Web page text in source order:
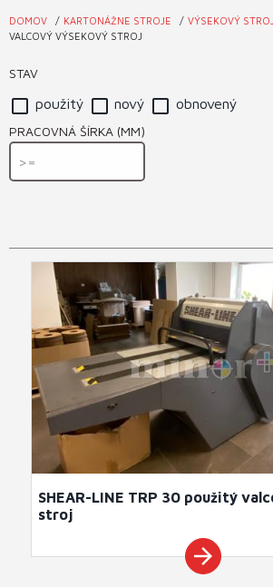
Nachádzate
tu
DOMOV KARTONÁŽNE STROJE
VÝSEKOVÝ STROJ
VALCOVÝ VÝSEKOVÝ STROJ
STAV
použitý nový obnovený
PRACOVNÁ ŠÍRKA (MM)
SHEAR-LINE TRP 30 použitý
stroj
arrow_forward